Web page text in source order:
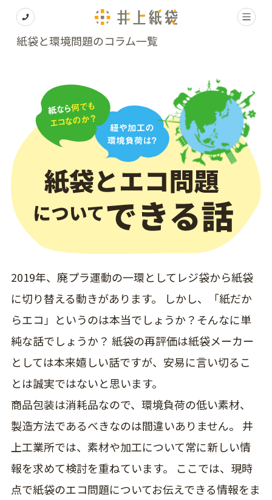
紙袋と環境問題のコラム一覧
2019年、廃プラ運動の一環としてレジ袋から紙袋
に切り替える動きがあります。 しかし、「紙だか
らエコ」というのは本当でしょうか？そんなに単
純な話でしょうか？ 紙袋の再評価は紙袋メーカー
としては本来嬉しい話ですが、安易に言い切るこ
とは誠実ではないと思います。
商品包装は消耗品なので、環境負荷の低い素材、
製造方法であるべきなのは間違いありません。 井
上工業所では、素材や加工について常に新しい情
報を求めて検討を重ねています。 ここでは、現時
点で紙袋のエコ問題についてお伝えできる情報をま